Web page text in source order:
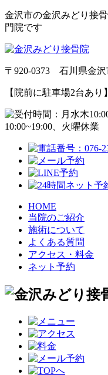
金沢市の金沢みどり接
門院です
〒920-0373 石川県金沢
【院前に駐車場2台あり
HOME
当院のご紹介
施術について
よくある質問
アクセス・料金
ネット予約